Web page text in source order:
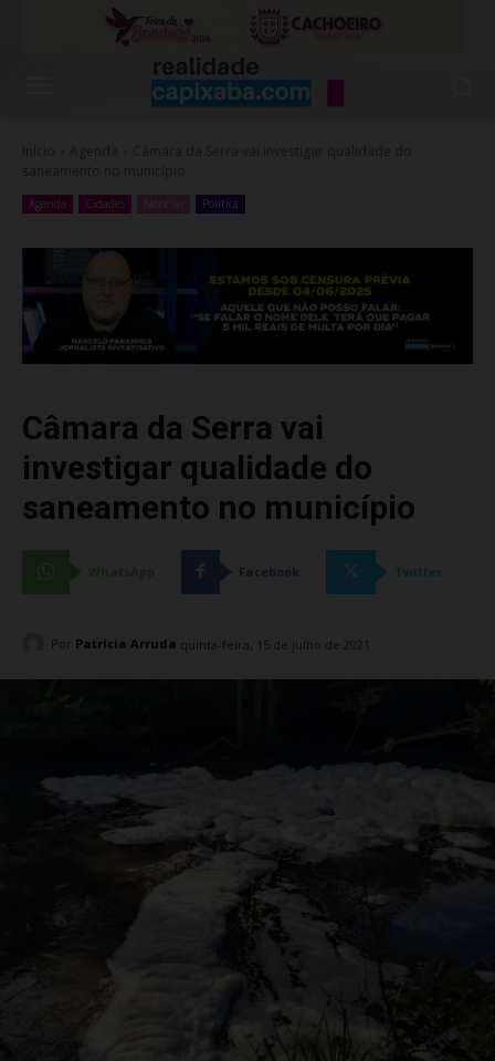
Agenda Cidades Política
Câmara da Serra vai
investigar qualidade do
saneamento no município
Facebook Twitter
Por Patrícia Arruda quinta-feira, 15 de julho de 2021